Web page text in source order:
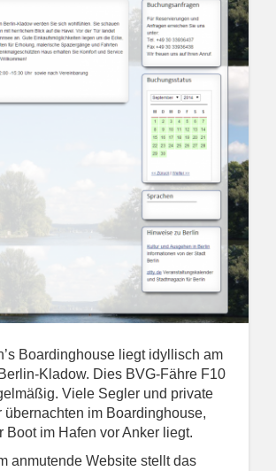
Boardinghouse liegt idyllisch am
Kladow. Dies BVG-Fähre F10
Viele Segler und private
übernachten im Boardinghouse,
Boot im Hafen vor Anker liegt.
anmutende Website stellt das